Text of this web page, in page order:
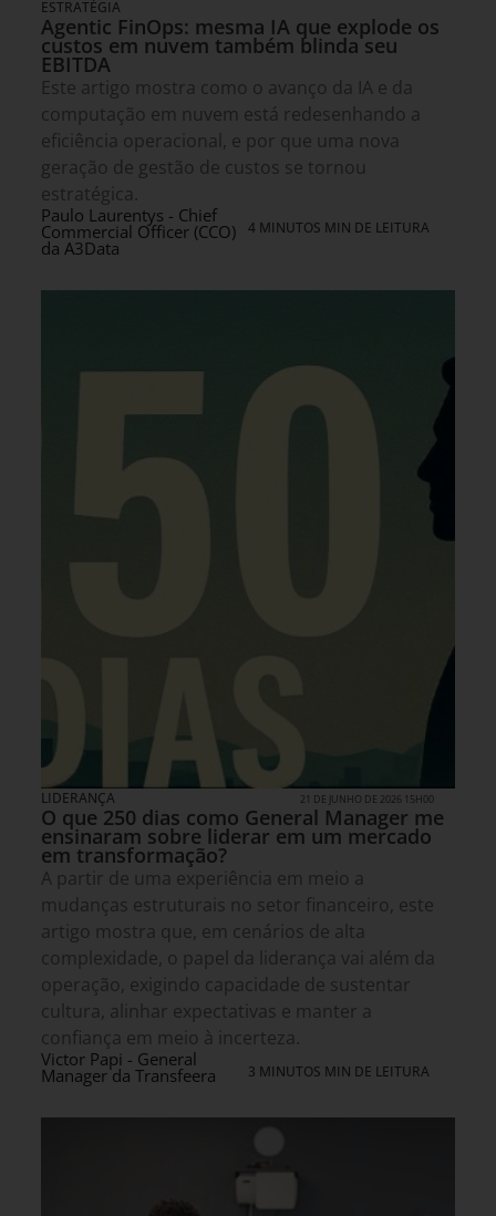
ESTRATÉGIA
Agentic FinOps: mesma IA que explode os
custos em nuvem também blinda seu
EBITDA
Este artigo mostra como o avanço da IA e da
computação em nuvem está redesenhando a
eficiência operacional, e por que uma nova
geração de gestão de custos se tornou
estratégica.
Paulo Laurentys - Chief
Commercial Officer (CCO)
da A3Data
4 MINUTOS MIN DE LEITURA
LIDERANÇA 21 DE JUNHO DE 2026 15H00
O que 250 dias como General Manager me
ensinaram sobre liderar em um mercado
em transformação?
A partir de uma experiência em meio a
mudanças estruturais no setor financeiro, este
artigo mostra que, em cenários de alta
complexidade, o papel da liderança vai além da
operação, exigindo capacidade de sustentar
cultura, alinhar expectativas e manter a
confiança em meio à incerteza.
Victor Papi - General
Manager da Transfeera 3 MINUTOS MIN DE LEITURA